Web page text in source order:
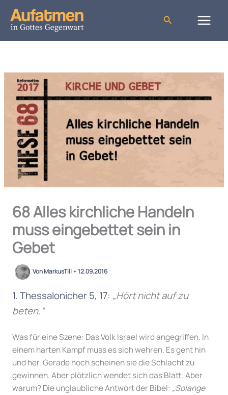
Inhalt
springen
Suchen
68 Alles kirchliche Handeln
muss eingebettet sein in
Gebet
VonMarkusTill • 12.09.2016
1. Thessalonicher 5, 17: „Hört nicht auf zu
beten.“
Was für eine Szene: Das Volk Israel wird angegriffen. In
einem harten Kampf muss es sich wehren. Es geht hin
und her. Gerade noch scheinen sie die Schlacht zu
gewinnen. Aber plötzlich wendet sich das Blatt. Aber
warum? Die unglaubliche Antwort der Bibel: „Solange